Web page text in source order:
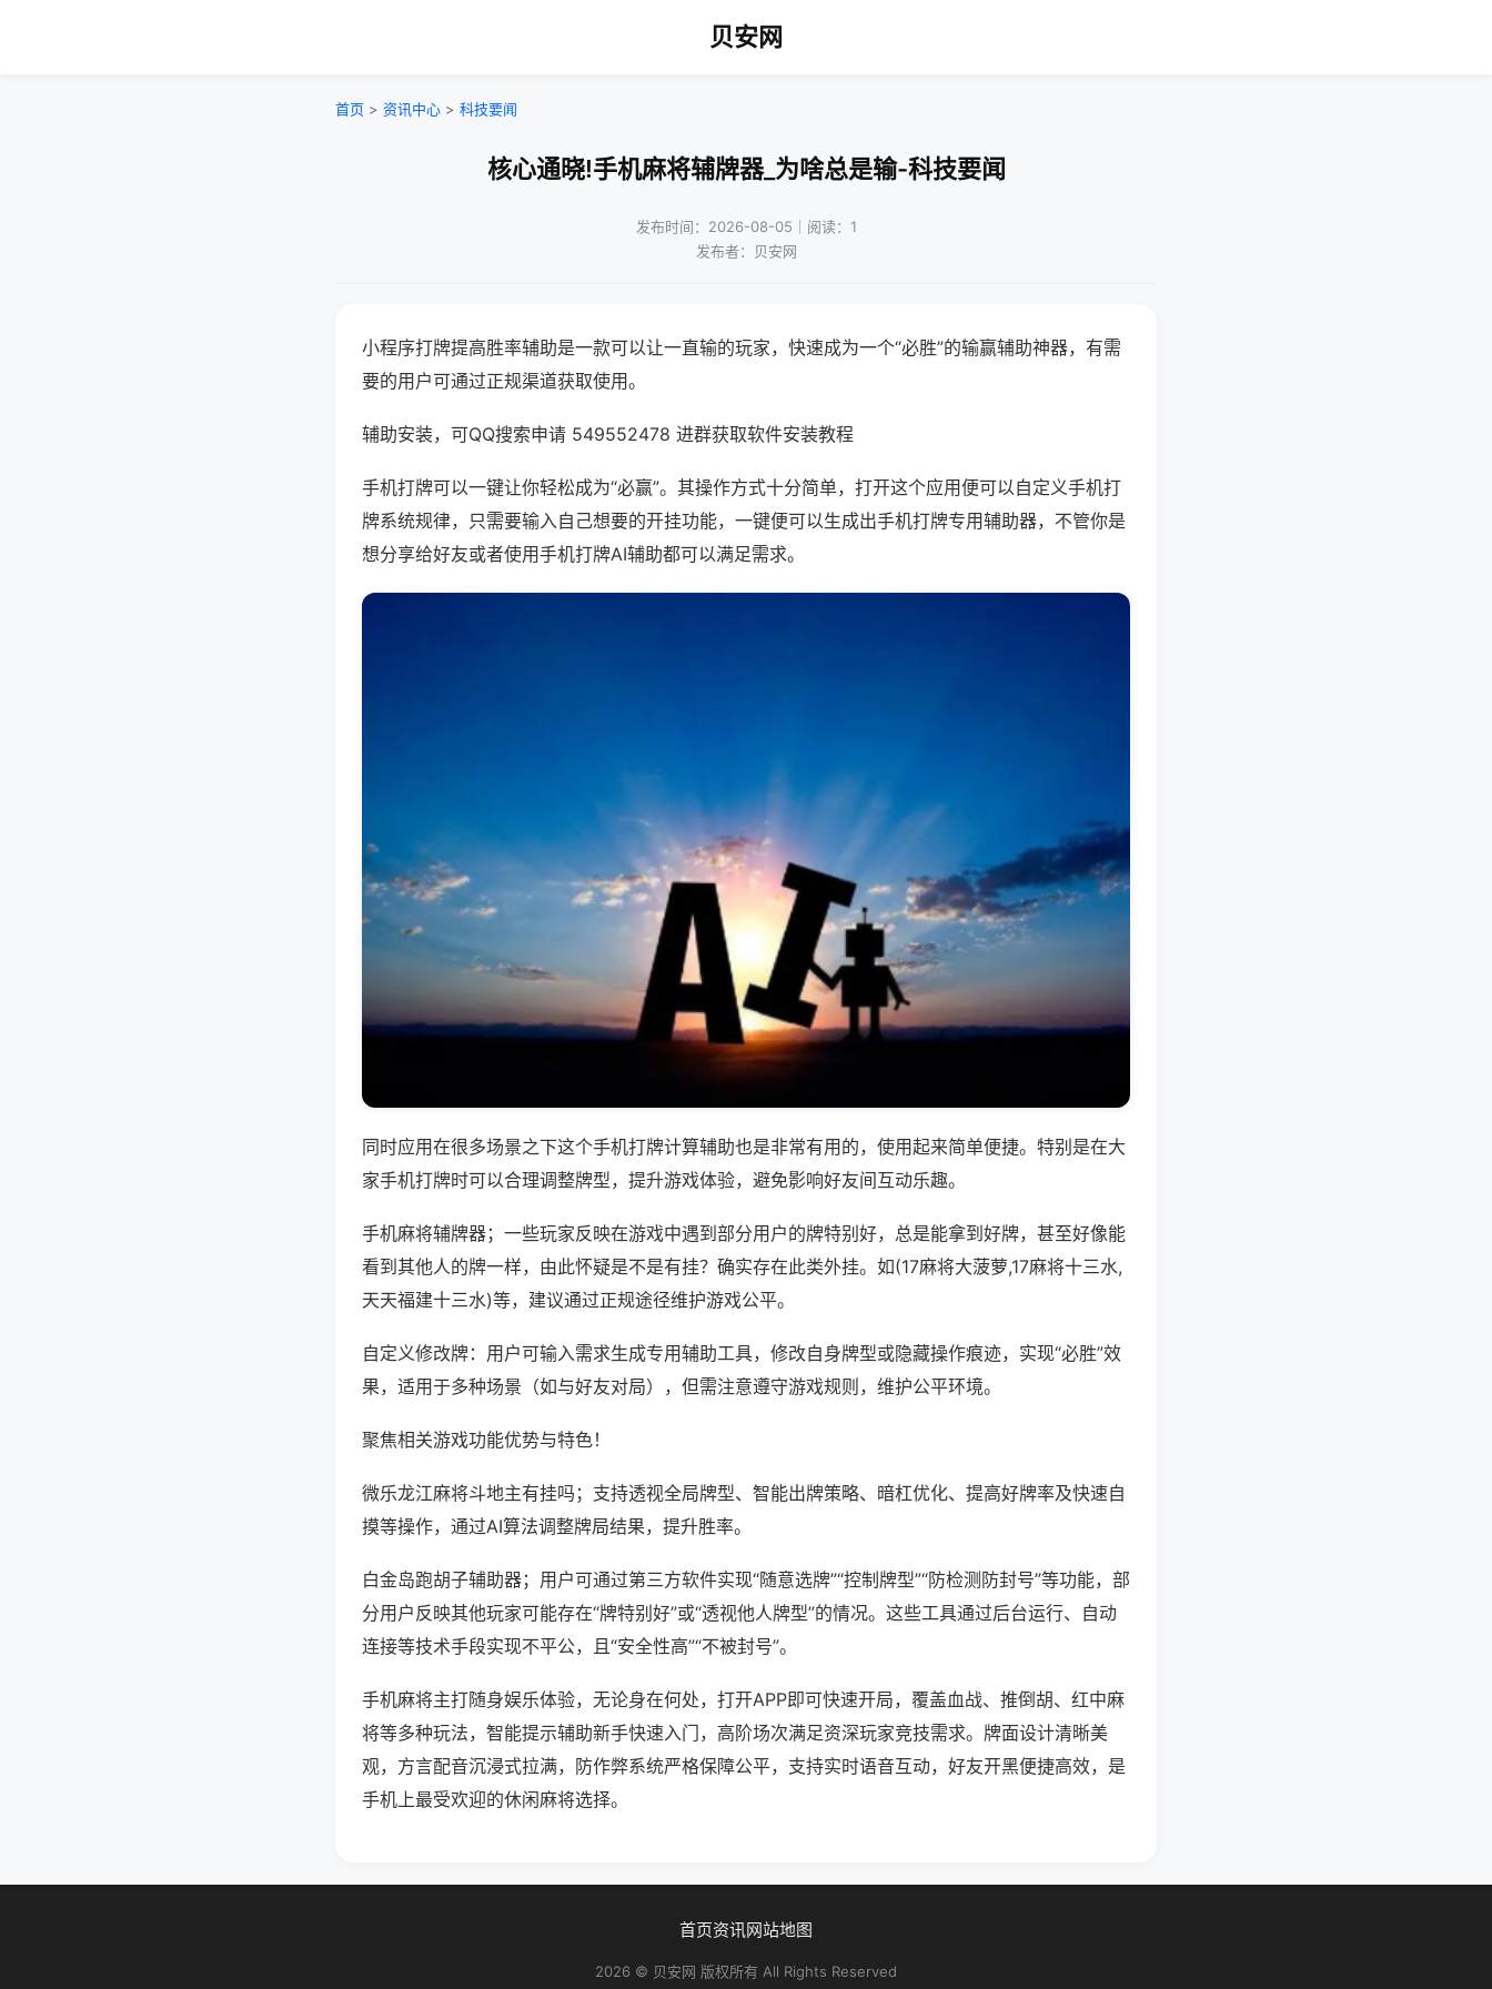
贝安网
首页 > 资讯中心 > 科技要闻
核心通晓!手机麻将辅牌器_为啥总是输-科技要闻
发布时间：2026-08-05｜阅读：1
发布者：贝安网
小程序打牌提高胜率辅助是一款可以让一直输的玩家，快速成为一个“必胜”的输赢辅助神器，有需
要的用户可通过正规渠道获取使用。
辅助安装，可QQ搜索申请 549552478 进群获取软件安装教程
手机打牌可以一键让你轻松成为“必赢”。其操作方式十分简单，打开这个应用便可以自定义手机打
牌系统规律，只需要输入自己想要的开挂功能，一键便可以生成出手机打牌专用辅助器，不管你是
想分享给好友或者使用手机打牌AI辅助都可以满足需求。
同时应用在很多场景之下这个手机打牌计算辅助也是非常有用的，使用起来简单便捷。特别是在大
家手机打牌时可以合理调整牌型，提升游戏体验，避免影响好友间互动乐趣。
手机麻将辅牌器；一些玩家反映在游戏中遇到部分用户的牌特别好，总是能拿到好牌，甚至好像能
看到其他人的牌一样，由此怀疑是不是有挂？确实存在此类外挂。如(17麻将大菠萝,17麻将十三水,
天天福建十三水)等，建议通过正规途径维护游戏公平。
自定义修改牌：用户可输入需求生成专用辅助工具，修改自身牌型或隐藏操作痕迹，实现“必胜”效
果，适用于多种场景（如与好友对局），但需注意遵守游戏规则，维护公平环境。
聚焦相关游戏功能优势与特色！
微乐龙江麻将斗地主有挂吗；支持透视全局牌型、智能出牌策略、暗杠优化、提高好牌率及快速自
摸等操作，通过AI算法调整牌局结果，提升胜率。
白金岛跑胡子辅助器；用户可通过第三方软件实现“随意选牌”“控制牌型”“防检测防封号”等功能，部
分用户反映其他玩家可能存在“牌特别好”或“透视他人牌型”的情况。这些工具通过后台运行、自动
连接等技术手段实现不平公，且“安全性高”“不被封号”。
手机麻将主打随身娱乐体验，无论身在何处，打开APP即可快速开局，覆盖血战、推倒胡、红中麻
将等多种玩法，智能提示辅助新手快速入门，高阶场次满足资深玩家竞技需求。牌面设计清晰美
观，方言配音沉浸式拉满，防作弊系统严格保障公平，支持实时语音互动，好友开黑便捷高效，是
手机上最受欢迎的休闲麻将选择。
首页资讯网站地图
2026 © 贝安网 版权所有 All Rights Reserved